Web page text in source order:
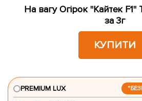
На вагу Огірок "Кайтек F1"
за 3г
КУПИТИ
PREMIUM LUX